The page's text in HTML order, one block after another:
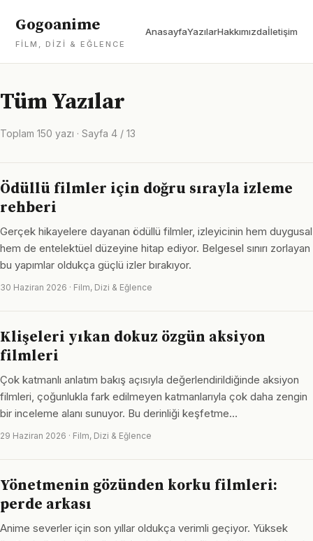
Gogoanime
FILM, DIZI & EĞLENCE
AnasayfaYazılarHakkımızdaİletişim
Tüm Yazılar
Toplam 150 yazı · Sayfa 4 / 13
Ödüllü filmler için doğru sırayla izleme
rehberi
Gerçek hikayelere dayanan ödüllü filmler, izleyicinin hem duygusal
hem de entelektüel düzeyine hitap ediyor. Belgesel sınırı zorlayan
bu yapımlar oldukça güçlü izler bırakıyor.
30 Haziran 2026 · Film, Dizi & Eğlence
Klişeleri yıkan dokuz özgün aksiyon
filmleri
Çok katmanlı anlatım bakış açısıyla değerlendirildiğinde aksiyon
filmleri, çoğunlukla fark edilmeyen katmanlarıyla çok daha zengin
bir inceleme alanı sunuyor. Bu derinliği keşfetme…
29 Haziran 2026 · Film, Dizi & Eğlence
Yönetmenin gözünden korku filmleri:
perde arkası
Anime severler için son yıllar oldukça verimli geçiyor. Yüksek